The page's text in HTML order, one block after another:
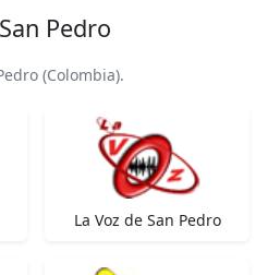
Pedro
(Colombia).
La Voz de San Pedro